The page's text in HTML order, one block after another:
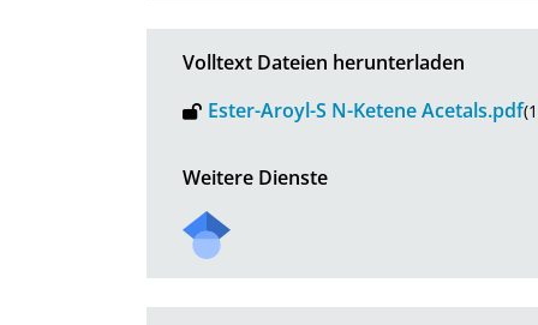
Volltext Dateien herunterladen
Ester-Aroyl-S N-Ketene Acetals.pdf
Weitere Dienste